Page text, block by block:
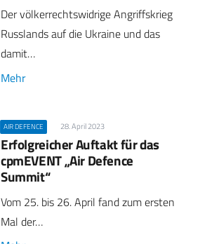
Der völkerrechtswidrige Angriffskrieg
Russlands auf die Ukra­ine und das
damit…
Mehr
AIR DEFENCE 28. April 2023
Erfolgreicher Auftakt für das
cpmEVENT „Air Defence
Summit“
Vom 25. bis 26. April fand zum ersten
Mal der…